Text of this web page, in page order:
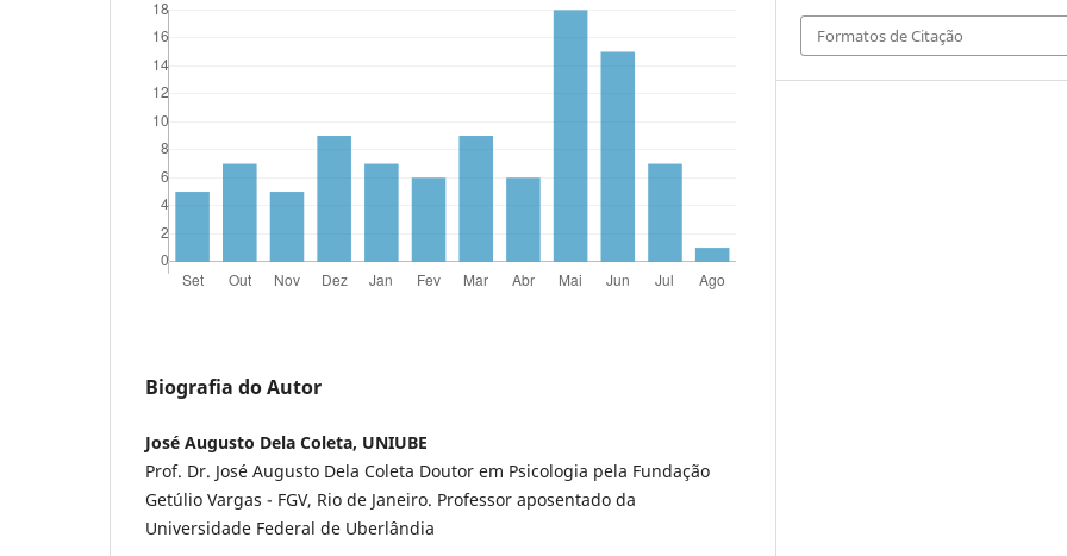
Biografia do Autor
José Augusto Dela Coleta, UNIUBE
Prof. Dr. José Augusto Dela Coleta Doutor em Psicologia pela Fundação
Getúlio Vargas - FGV, Rio de Janeiro. Professor aposentado da
Universidade Federal de Uberlândia
Formatos de Citação